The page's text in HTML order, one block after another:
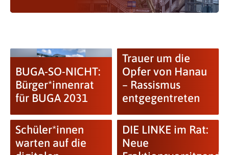
BUGA-SO-NICHT:
Bürger*innenrat
für BUGA 2031
Trauer um die
Opfer von Hanau
– Rassismus
entgegentreten
Schüler*innen
warten auf die
DIE LINKE im Rat:
Neue